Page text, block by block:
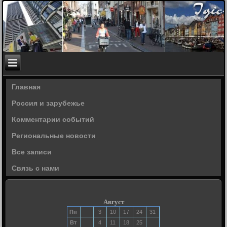
Главная
Россия и зарубежье
Комментарии событий
Региональные новости
Все записи
Связь с нами
Август
Пн 3 10 17 24
31
Вт
4 11 18
25